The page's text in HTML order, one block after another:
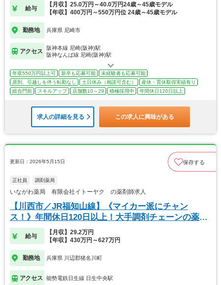
給与
【月収】25.0万円～40.0万円24歳～45歳モデル
【年収】400万円～550万円位 24歳～45歳モデル
勤務地 兵庫県 尼崎市
アクセス
阪神本線 尼崎(阪神)駅
阪神なんば線 尼崎(阪神)駅
年収550万円以上可 新卒も応募可能
未経験者も応募可能
原則、引越しを伴う転勤なし
土日休み（相談可含む）
産休・育休取得実績有り
総合門前
スキルアップ 店舗数10～29 積極採用中 年間休日120日以上
求人の詳細を見る この求人に興味がある
更新日：2026年5月15日 保存する
正社員 調剤薬局
いながわ薬局 有限会社イトーヤク の薬剤師求人
【川西市／JR福知山線】《マイカー派にチャン
ス！》年間休日120日以上！大手調剤チェーンの薬局
です♪
給与
【月収】29.2万円
【年収】430万円～627万円
勤務地 兵庫県 川辺郡猪名川町
アクセス 能勢電鉄日生線 日生中央駅